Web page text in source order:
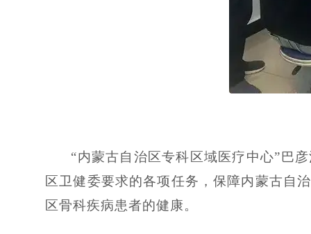
“内蒙古自治区专科区域医疗中心”巴
区卫健委要求的各项任务，保障内蒙古自
区骨科疾病患者的健康。